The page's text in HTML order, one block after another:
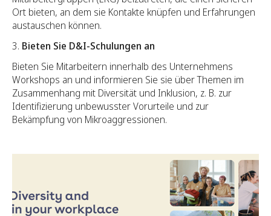
Ort bieten, an dem sie Kontakte knüpfen und Erfahrungen
austauschen können.
Bieten Sie D&I-Schulungen an
Bieten Sie Mitarbeitern innerhalb des Unternehmens
Workshops an und informieren Sie sie über Themen im
Zusammenhang mit Diversität und Inklusion, z. B. zur
Identifizierung unbewusster Vorurteile und zur
Bekämpfung von Mikroaggressionen.